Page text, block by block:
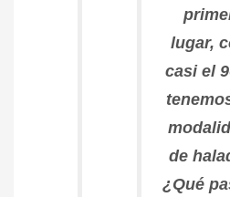
lugar,
casi el
de
¿Qué